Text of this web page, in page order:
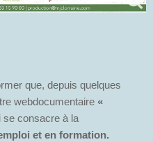
que, depuis quelques
webdocumentaire «
se consacre à la
et en formation.